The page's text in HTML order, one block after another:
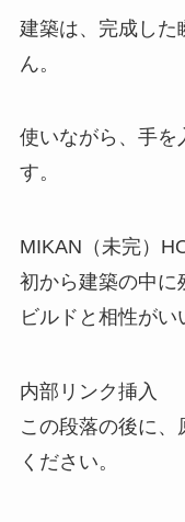
建築は、完成した
ん。
使いながら、手を
す。
MIKAN（未完）
初から建築の中に
ビルドと相性がい
内部リンク挿入
この段落の後に
ください。